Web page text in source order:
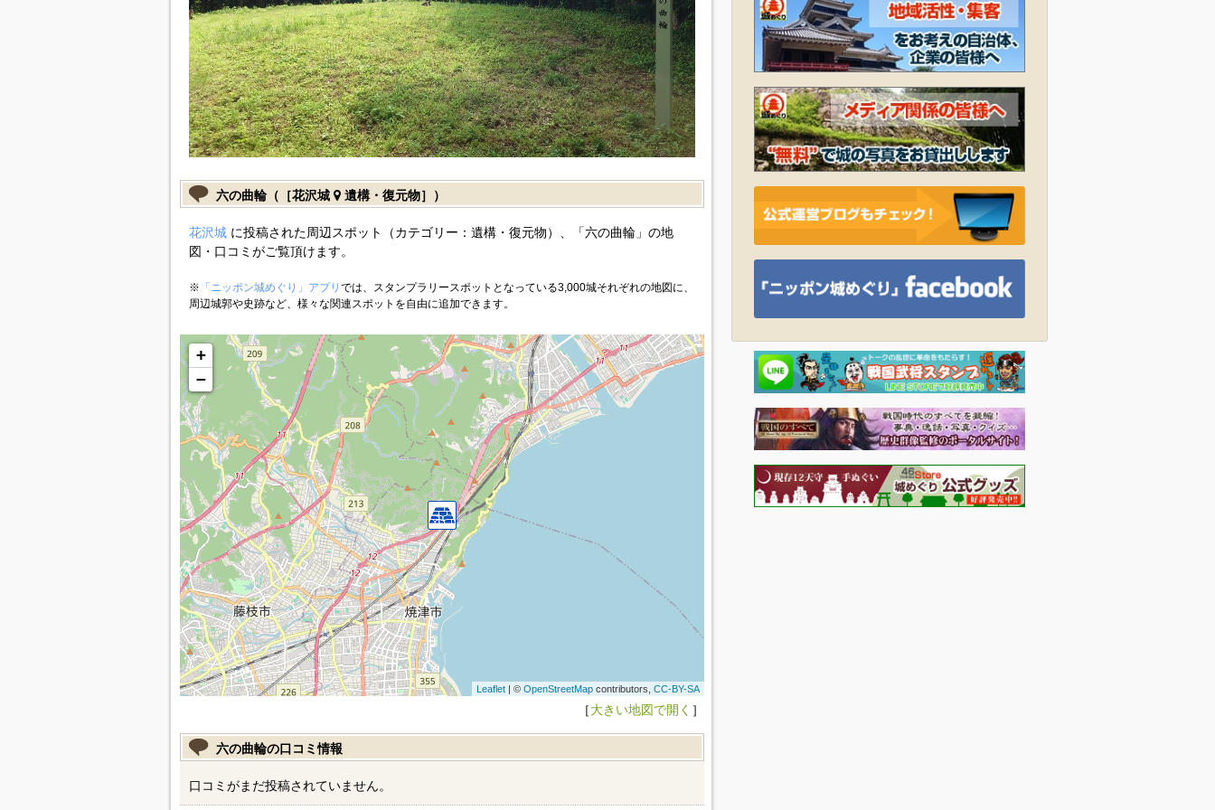
六の曲輪（［花沢城 遺構・復元物］）
花沢城に投稿された周辺スポット（カテゴリー：遺構・復元物）、「六の曲輪」の地
図・口コミがご覧頂けます。
※ 「ニッポン城めぐり」アプリ では、スタンプラリースポットとなっている3,000城それぞれの地図に、
周辺城郭や史跡など、様々な関連スポットを自由に追加できます。
+
−
Leaflet| © OpenStreetMapcontributors, CC-BY-SA
［大きい地図で開く ］
六の曲輪の口コミ情報
口コミがまだ投稿されていません。